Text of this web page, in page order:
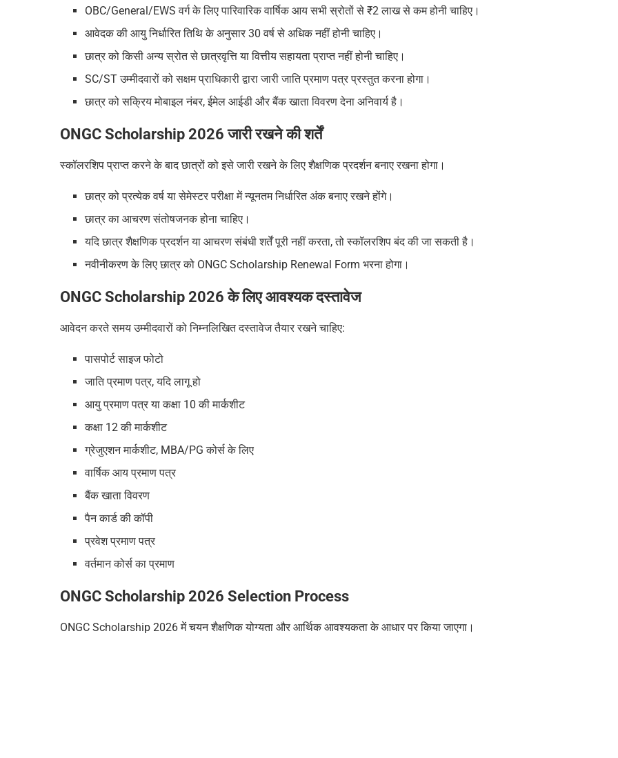
OBC/General/EWS वर्ग के लिए पारिवारिक वार्षिक आय सभी स्रोतों से ₹2 लाख से कम होनी चाहिए।
आवेदक की आयु निर्धारित तिथि के अनुसार 30 वर्ष से अधिक नहीं होनी चाहिए।
छात्र को किसी अन्य स्रोत से छात्रवृत्ति या वित्तीय सहायता प्राप्त नहीं होनी चाहिए।
SC/ST उम्मीदवारों को सक्षम प्राधिकारी द्वारा जारी जाति प्रमाण पत्र प्रस्तुत करना होगा।
छात्र को सक्रिय मोबाइल नंबर, ईमेल आईडी और बैंक खाता विवरण देना अनिवार्य है।
ONGC Scholarship 2026 जारी रखने की शर्तें
स्कॉलरशिप प्राप्त करने के बाद छात्रों को इसे जारी रखने के लिए शैक्षणिक प्रदर्शन बनाए रखना होगा।
छात्र को प्रत्येक वर्ष या सेमेस्टर परीक्षा में न्यूनतम निर्धारित अंक बनाए रखने होंगे।
छात्र का आचरण संतोषजनक होना चाहिए।
यदि छात्र शैक्षणिक प्रदर्शन या आचरण संबंधी शर्तें पूरी नहीं करता, तो स्कॉलरशिप बंद की जा सकती है।
नवीनीकरण के लिए छात्र को ONGC Scholarship Renewal Form भरना होगा।
ONGC Scholarship 2026 के लिए आवश्यक दस्तावेज
आवेदन करते समय उम्मीदवारों को निम्नलिखित दस्तावेज तैयार रखने चाहिए:
पासपोर्ट साइज फोटो
जाति प्रमाण पत्र, यदि लागू हो
आयु प्रमाण पत्र या कक्षा 10 की मार्कशीट
कक्षा 12 की मार्कशीट
ग्रेजुएशन मार्कशीट, MBA/PG कोर्स के लिए
वार्षिक आय प्रमाण पत्र
बैंक खाता विवरण
पैन कार्ड की कॉपी
प्रवेश प्रमाण पत्र
वर्तमान कोर्स का प्रमाण
ONGC Scholarship 2026 Selection Process
ONGC Scholarship 2026 में चयन शैक्षणिक योग्यता और आर्थिक आवश्यकता के आधार पर किया जाएगा।